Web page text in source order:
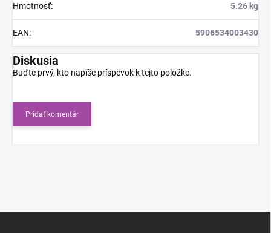
Hmotnosť: 5.26 kg
EAN: 5906534003430
Diskusia
Buďte prvý, kto napíše príspevok k tejto položke.
Pridať komentár